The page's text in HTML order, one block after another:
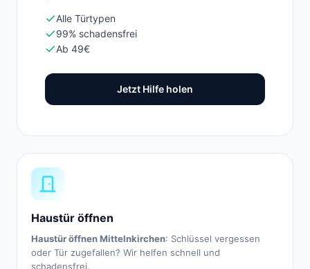
Alle Türtypen
99% schadensfrei
Ab 49€
Jetzt Hilfe holen
Haustür öffnen
Haustür öffnen Mittelnkirchen: Schlüssel vergessen
oder Tür zugefallen? Wir helfen schnell und
schadensfrei.